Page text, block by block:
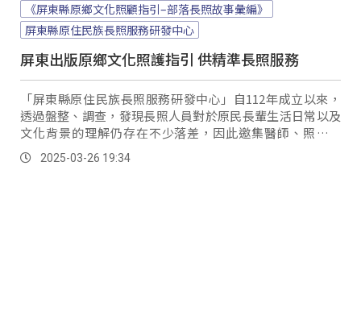
《屏東縣原鄉文化照顧指引–部落長照故事彙編》
屏東縣原住民族長照服務研發中心
屏東出版原鄉文化照護指引 供精準長照服務
「屏東縣原住民族長照服務研發中心」自112年成立以來，
透過盤整、調查，發現長照人員對於原民長輩生活日常以及
文化背景的理解仍存在不少落差，因此邀集醫師、照管專
員、部落幹部、照服員以及家庭照顧者等，共同討論照顧困
境與面臨文化議題，進而將這些故事編撰成《屏東縣原鄉文
2025-03-26 19:34